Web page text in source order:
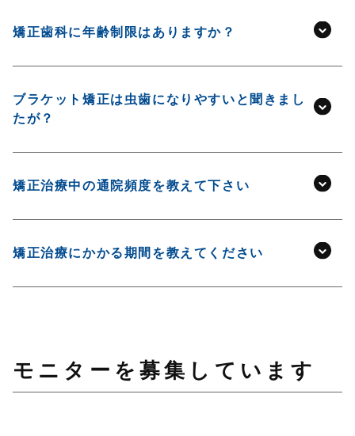
矯正歯科に年齢制限はありますか？
ブラケット矯正は虫歯になりやすいと聞きまし
たが？
矯正治療中の通院頻度を教えて下さい
矯正治療にかかる期間を教えてください
モニターを募集しています